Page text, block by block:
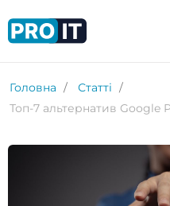
Головна
Статті